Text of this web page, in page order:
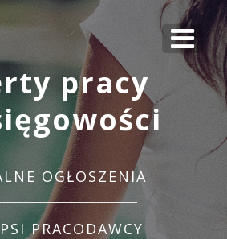
pracy
OGŁOSZENIA
PRACODAWCY